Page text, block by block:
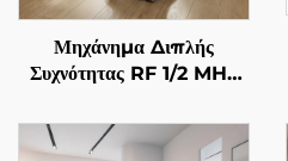
Μηχάνημα Διπλής
Συχνότητας RF 1/2 MHz
για Αναζωογόνηση του
Προσώπου